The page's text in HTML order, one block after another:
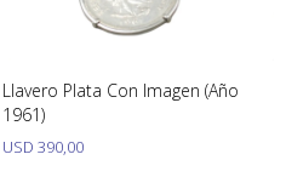
Llavero Plata Con Imagen (Año
1961)
USD 390,00